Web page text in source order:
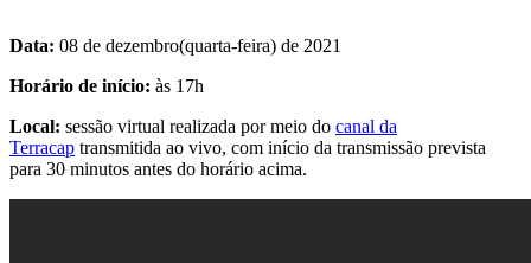
Data: 08 de dezembro(quarta-feira) de 2021
Horário de início: às 17h
Local: sessão virtual realizada por meio do canal da
Terracap transmitida ao vivo, com início da transmissão prevista
para 30 minutos antes do horário acima.